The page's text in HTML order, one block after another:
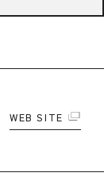
WEB SITE